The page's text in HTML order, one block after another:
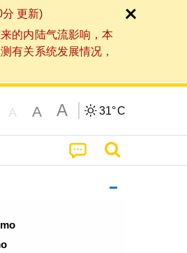
更新)
的内陆气流影响，本
有关系统发展情况，
A A A 31°C